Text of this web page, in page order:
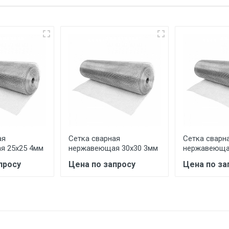
Центральный проезд 27. Погрузка производится
обязан обеспечить подъезные пути для
индивидуально.
25х25 4мм
Сетка сварная
нержавеющая 30х30 3мм
Цена по запросу
Сетка
Цена по